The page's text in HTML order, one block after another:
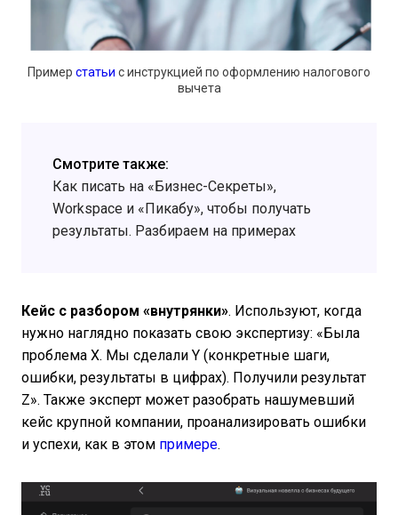
Пример статьи с инструкцией по оформлению налогового
вычета
Смотрите также:
Как писать на «Бизнес-Секреты»,
Workspace и «Пикабу», чтобы получать
результаты. Разбираем на примерах
Кейс с разбором «внутрянки». Используют, когда
нужно наглядно показать свою экспертизу: «Была
проблема Х. Мы сделали Y (конкретные шаги,
ошибки, результаты в цифрах). Получили результат
Z». Также эксперт может разобрать нашумевший
кейс крупной компании, проанализировать ошибки
и успехи, как в этом примере.